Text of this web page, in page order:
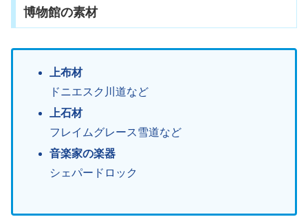
博物館の素材
上布材
ドニエスク川道など
上石材
フレイムグレース雪道など
音楽家の楽器
シェパードロック